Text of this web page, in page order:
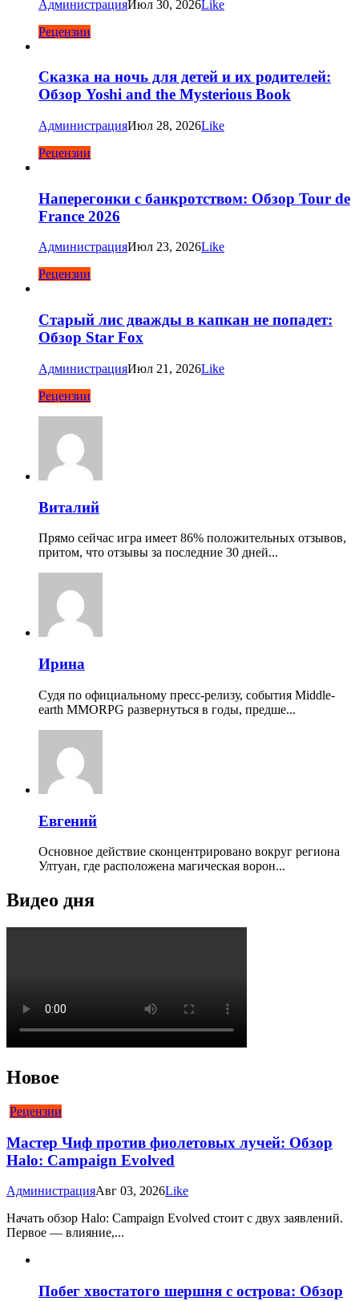
АдминистрацияИюл 30, 2026Like
Рецензии
Сказка на ночь для детей и их родителей:
Обзор Yoshi and the Mysterious Book
АдминистрацияИюл 28, 2026Like
Рецензии
Наперегонки с банкротством: Обзор Tour de
France 2026
АдминистрацияИюл 23, 2026Like
Рецензии
Старый лис дважды в капкан не попадет:
Обзор Star Fox
АдминистрацияИюл 21, 2026Like
Рецензии
Виталий
Прямо сейчас игра имеет 86% положительных отзывов,
притом, что отзывы за последние 30 дней...
Ирина
Судя по официальному пресс-релизу, события Middle-
earth MMORPG развернуться в годы, предше...
Евгений
Основное действие сконцентрировано вокруг региона
Ултуан, где расположена магическая ворон...
Видео дня
Новое
Рецензии
Мастер Чиф против фиолетовых лучей: Обзор
Halo: Campaign Evolved
АдминистрацияАвг 03, 2026Like
Начать обзор Halo: Campaign Evolved стоит с двух заявлений.
Первое — влияние,...
Побег хвостатого шершня с острова: Обзор